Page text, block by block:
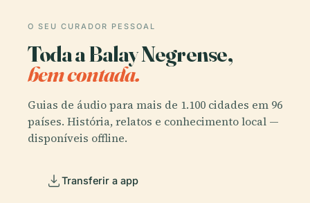
O SEU CURADOR PESSOAL
Toda a Balay Negrense,
bem contada.
Guias de áudio para mais de 1.100 cidades em 96
países. História, relatos e conhecimento local —
disponíveis offline.
Transferir a app